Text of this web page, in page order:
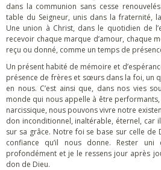
dans la communion sans cesse
table du Seigneur, unis dans la fraternité,
Une union à Christ, dans le quotidien de
recevoir chaque marque d’amour, chaque
reçu ou donné, comme un temps de
Un présent habité de mémoire et
présence de frères et sœurs dans la foi, un
en nous. C’est ainsi que, dans nos vies
monde qui nous appelle à être
narcissique, nous pouvons vivre notre
don inconditionnel, inaltérable, éternel, car
sur sa grâce. Notre foi se base sur celle de
confiance qu’il nous donne. Rester
profondément et je le ressens jour après
don de Dieu.